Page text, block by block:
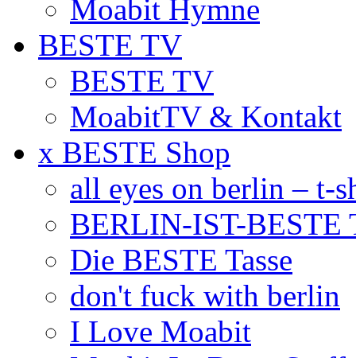
Moabit Hymne
BESTE TV
BESTE TV
MoabitTV & Kontakt
x BESTE Shop
all eyes on berlin – t-
BERLIN-IST-BESTE
Die BESTE Tasse
don't fuck with berlin
I Love Moabit